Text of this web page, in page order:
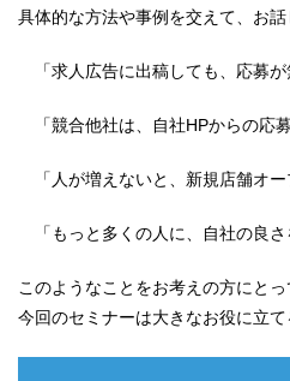
具体的な方法や事例を交えて、お話
「求人広告に出稿しても、応募が
「競合他社は、自社HPからの応募
「人が増えないと、新規店舗オー
「もっと多くの人に、自社の良さ
このようなことをお考えの方にとっ
今回のセミナーは大きなお役に立て